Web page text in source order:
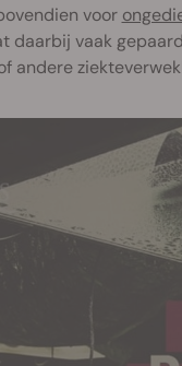
voor
daarbij vaak
andere